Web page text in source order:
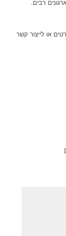
רבים.
או לייצור קשר